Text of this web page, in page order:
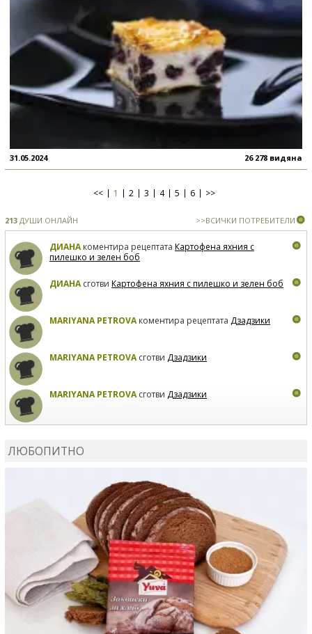
31.05.2024 26 278 видяна
<< 1 2 3 4 5 6 >>
213 ДУШИ ОНЛАЙН >>ВСИЧКИ ПОТРЕБИТЕЛИ
ДИАНАкоментира рецептата Картофена яхния с
пилешко и зелен боб
ДИАНАсготви Картофена яхния с пилешко и зелен боб
MARIYANA PETROVAкоментира рецептата Дзадзики
MARIYANA PETROVAсготви Дзадзики
MARIYANA PETROVAсготви Дзадзики
ЛЮБОПИТНО